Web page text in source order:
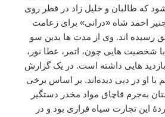
که طالبان و خلیل زاد در قطر روی
احمد شاه «درانی» برای زعامت
رسیده اند. وی از مدت ها بدین سو
شخصیت هایی چون، اتمر، عطا نور،
بازدید هایی داشته است. در یک گزارش
با او در دبی دیده‌اند. بر اساس برخی
به‌جرم قاچاق مواد مخدر دستگیر
این تجارت سیاه فراری بود و در